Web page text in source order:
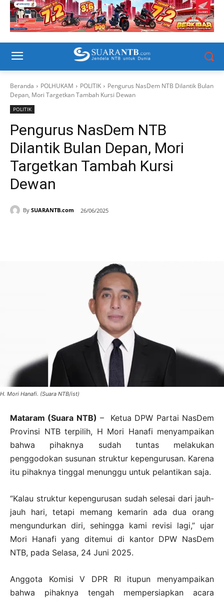
Beranda POLHUKAM POLITIK
Pengurus NasDem NTB Dilantik Bulan
Depan, Mori Targetkan Tambah Kursi Dewan
POLITIK
Pengurus NasDem NTB
Dilantik Bulan Depan, Mori
Targetkan Tambah Kursi
Dewan
By SUARANTB.com 26/06/2025
H. Mori Hanafi. (Suara NTB/ist)
Mataram (Suara NTB) – Ketua DPW Partai NasDem
Provinsi NTB terpilih, H Mori Hanafi menyampaikan
bahwa pihaknya sudah tuntas melakukan
penggodokan susunan struktur kepengurusan. Karena
itu pihaknya tinggal menunggu untuk pelantikan saja.
“Kalau struktur kepengurusan sudah selesai dari jauh-
jauh hari, tetapi memang kemarin ada dua orang
mengundurkan diri, sehingga kami revisi lagi,” ujar
Mori Hanafi yang ditemui di kantor DPW NasDem
NTB, pada Selasa, 24 Juni 2025.
Anggota Komisi V DPR RI itupun menyampaikan
bahwa pihaknya tengah mempersiapkan acara